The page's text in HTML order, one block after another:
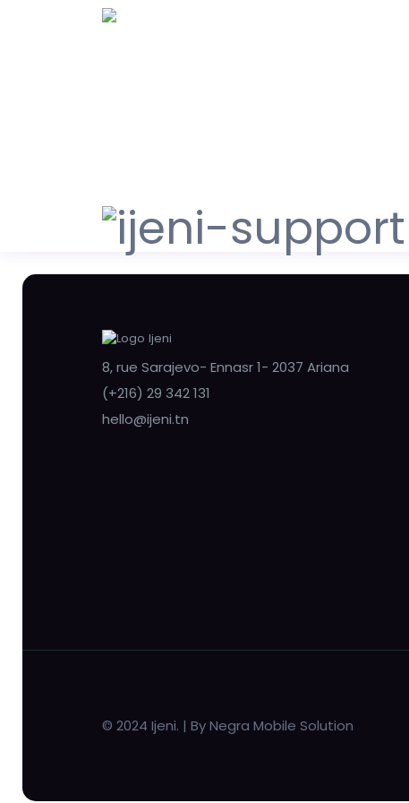
8, rue Sarajevo- Ennasr 1- 2037 Ariana
(+216) 29 342 131
hello@ijeni.tn
© 2024 Ijeni. | By Negra Mobile Solution